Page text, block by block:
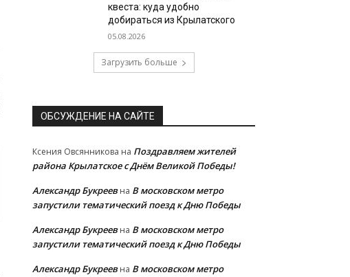
квеста: куда удобно
добираться из Крылатского
05.08.2026
Загрузить больше
ОБСУЖДЕНИЕ НА САЙТЕ
Ксения Овсянникова на Поздравляем жителей
района Крылатское с Днём Великой Победы!
Александр Букреевна В московском метро
запустили тематический поезд к Дню Победы
Александр Букреевна В московском метро
запустили тематический поезд к Дню Победы
Александр Букреевна В московском метро